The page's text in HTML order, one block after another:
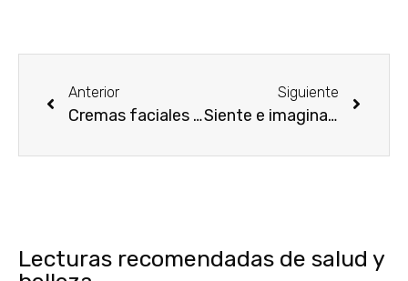
Anterior
Cremas faciales para mujeres a partir de 50
Siguiente
Siente e imagina con calone 1951
Lecturas recomendadas de salud y